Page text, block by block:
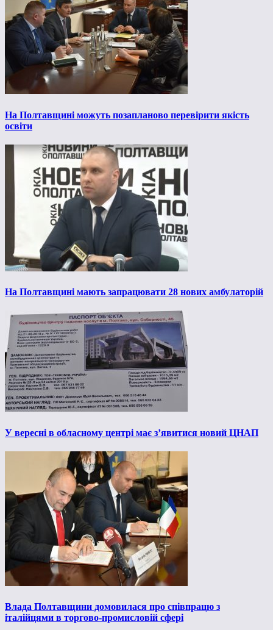
На Полтавщині можуть позапланово перевірити якість
освіти
На Полтавщині мають запрацювати 28 нових амбулаторій
У вересні в обласному центрі має з’явитися новий ЦНАП
Влада Полтавщини домовилася про співпрацю з
італійцями в торгово-промисловій сфері